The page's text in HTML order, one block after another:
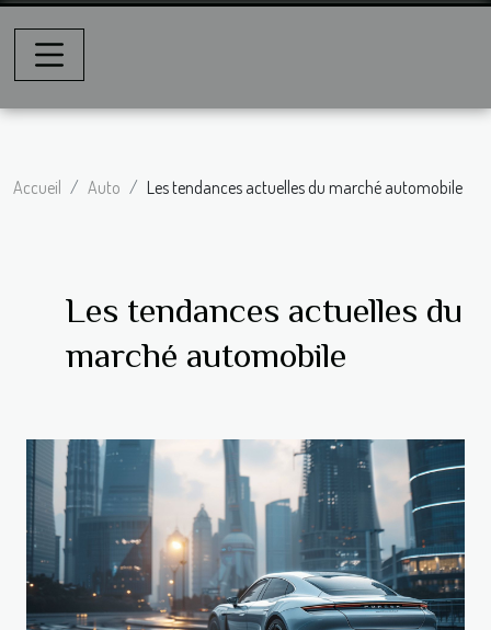
Accueil Auto Les tendances actuelles du marché automobile
Les tendances actuelles du
marché automobile